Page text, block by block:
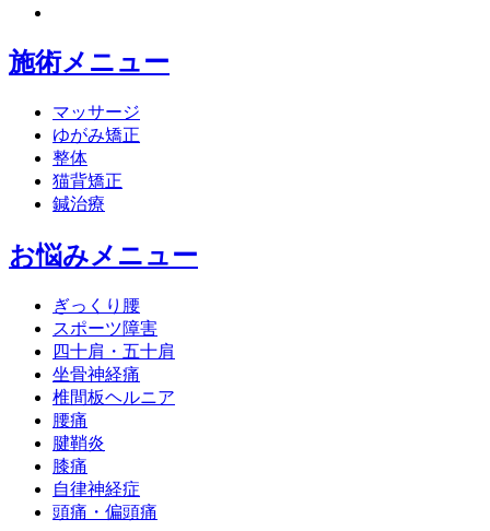
施術メニュー
マッサージ
ゆがみ矯正
整体
猫背矯正
鍼治療
お悩みメニュー
ぎっくり腰
スポーツ障害
四十肩・五十肩
坐骨神経痛
椎間板ヘルニア
腰痛
腱鞘炎
膝痛
自律神経症
頭痛・偏頭痛